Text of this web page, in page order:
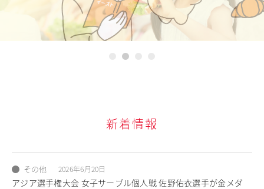
採用情報
2
新着情報
その他 2026年6月20日
アジア選手権大会 女子サーブル個人戦 佐野佑衣選手が金メダ